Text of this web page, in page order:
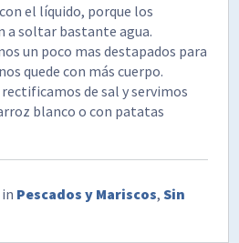
el líquido, porque los
a soltar bastante agua.
un poco mas destapados para
quede con más cuerpo.
de sal y servimos
blanco o con patatas
Pescados y Mariscos,Sin